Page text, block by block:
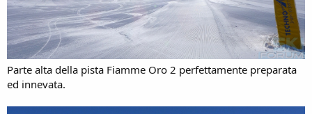
Parte alta della pista Fiamme Oro 2 perfettamente preparata
ed innevata.